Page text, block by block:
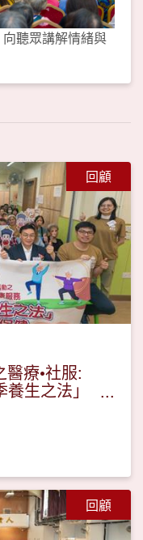
聽眾講解情緒與
回顧
療•社服:
生之法」
回顧